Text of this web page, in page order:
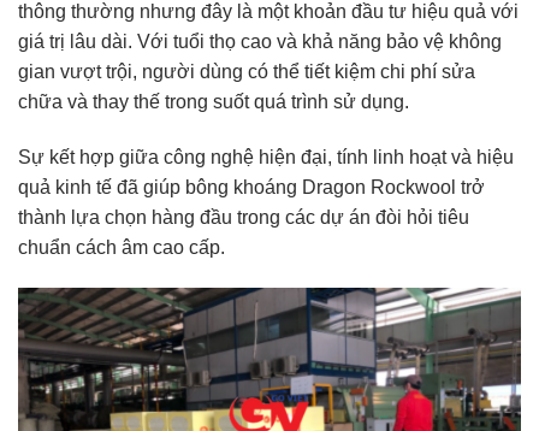
thông thường nhưng đây là một khoản đầu tư hiệu quả với
giá trị lâu dài. Với tuổi thọ cao và khả năng bảo vệ không
gian vượt trội, người dùng có thể tiết kiệm chi phí sửa
chữa và thay thế trong suốt quá trình sử dụng.
Sự kết hợp giữa công nghệ hiện đại, tính linh hoạt và hiệu
quả kinh tế đã giúp bông khoáng Dragon Rockwool trở
thành lựa chọn hàng đầu trong các dự án đòi hỏi tiêu
chuẩn cách âm cao cấp.